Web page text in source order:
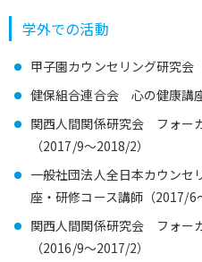
学外での活動
甲子園カウンセリング研究
健保組合連合会 心の健康
関西人間関係研究会 フォー
（2017/9～2018/2）
一般社団法人全日本カウンセ
座・研修コース講師（2017/6
関西人間関係研究会 フォー
（2016/9～2017/2）